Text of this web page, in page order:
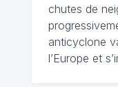
chutes de
anticyclone
l’Europe et